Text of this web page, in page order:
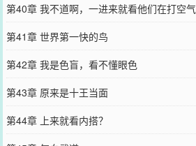
第40章 我不道啊，一进来就看他们在打空气
第41章 世界第一快的鸟
第42章 我是色盲，看不懂眼色
第43章 原来是十王当面
第44章 上来就看内搭？